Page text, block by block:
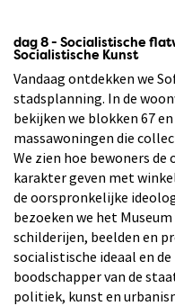
dag 8 - Socialistische
Socialistische Kunst
Vandaag ontdekken we
stadsplanning. In de
bekijken we blokken 67
massawoningen die
We zien hoe bewoners de
karakter geven met
de oorspronkelijke
bezoeken we het
schilderijen, beelden en
socialistische ideaal en
boodschapper van de
politiek, kunst en